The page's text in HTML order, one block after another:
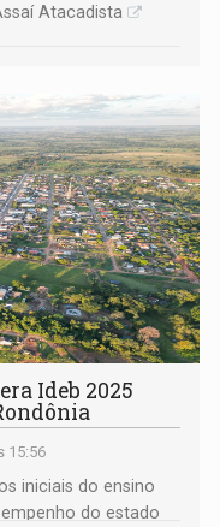
Atacadista
Ideb 2025
15:56
iniciais do ensino
do estado